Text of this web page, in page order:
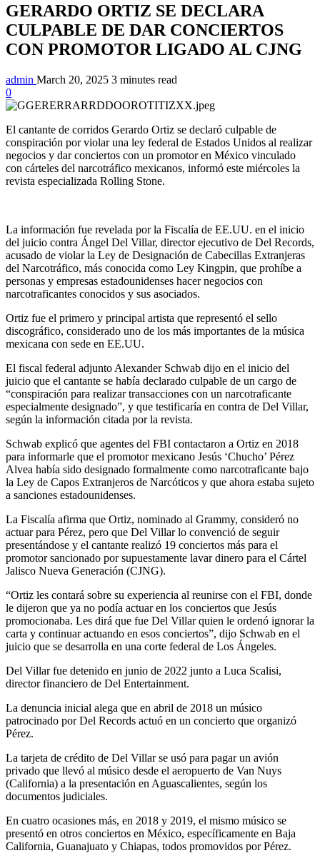
GERARDO ORTIZ SE DECLARA
CULPABLE DE DAR CONCIERTOS
CON PROMOTOR LIGADO AL CJNG
admin March 20, 2025 3 minutes read
0
El cantante de corridos Gerardo Ortiz se declaró culpable de
conspiración por violar una ley federal de Estados Unidos al realizar
negocios y dar conciertos con un promotor en México vinculado
con cárteles del narcotráfico mexicanos, informó este miércoles la
revista especializada Rolling Stone.
La información fue revelada por la Fiscalía de EE.UU. en el inicio
del juicio contra Ángel Del Villar, director ejecutivo de Del Records,
acusado de violar la Ley de Designación de Cabecillas Extranjeras
del Narcotráfico, más conocida como Ley Kingpin, que prohíbe a
personas y empresas estadounidenses hacer negocios con
narcotraficantes conocidos y sus asociados.
Ortiz fue el primero y principal artista que representó el sello
discográfico, considerado uno de los más importantes de la música
mexicana con sede en EE.UU.
El fiscal federal adjunto Alexander Schwab dijo en el inicio del
juicio que el cantante se había declarado culpable de un cargo de
“conspiración para realizar transacciones con un narcotraficante
especialmente designado”, y que testificaría en contra de Del Villar,
según la información citada por la revista.
Schwab explicó que agentes del FBI contactaron a Ortiz en 2018
para informarle que el promotor mexicano Jesús ‘Chucho’ Pérez
Alvea había sido designado formalmente como narcotraficante bajo
la Ley de Capos Extranjeros de Narcóticos y que ahora estaba sujeto
a sanciones estadounidenses.
La Fiscalía afirma que Ortiz, nominado al Grammy, consideró no
actuar para Pérez, pero que Del Villar lo convenció de seguir
presentándose y el cantante realizó 19 conciertos más para el
promotor sancionado por supuestamente lavar dinero para el Cártel
Jalisco Nueva Generación (CJNG).
“Ortiz les contará sobre su experiencia al reunirse con el FBI, donde
le dijeron que ya no podía actuar en los conciertos que Jesús
promocionaba. Les dirá que fue Del Villar quien le ordenó ignorar la
carta y continuar actuando en esos conciertos”, dijo Schwab en el
juicio que se desarrolla en una corte federal de Los Ángeles.
Del Villar fue detenido en junio de 2022 junto a Luca Scalisi,
director financiero de Del Entertainment.
La denuncia inicial alega que en abril de 2018 un músico
patrocinado por Del Records actuó en un concierto que organizó
Pérez.
La tarjeta de crédito de Del Villar se usó para pagar un avión
privado que llevó al músico desde el aeropuerto de Van Nuys
(California) a la presentación en Aguascalientes, según los
documentos judiciales.
En cuatro ocasiones más, en 2018 y 2019, el mismo músico se
presentó en otros conciertos en México, específicamente en Baja
California, Guanajuato y Chiapas, todos promovidos por Pérez.